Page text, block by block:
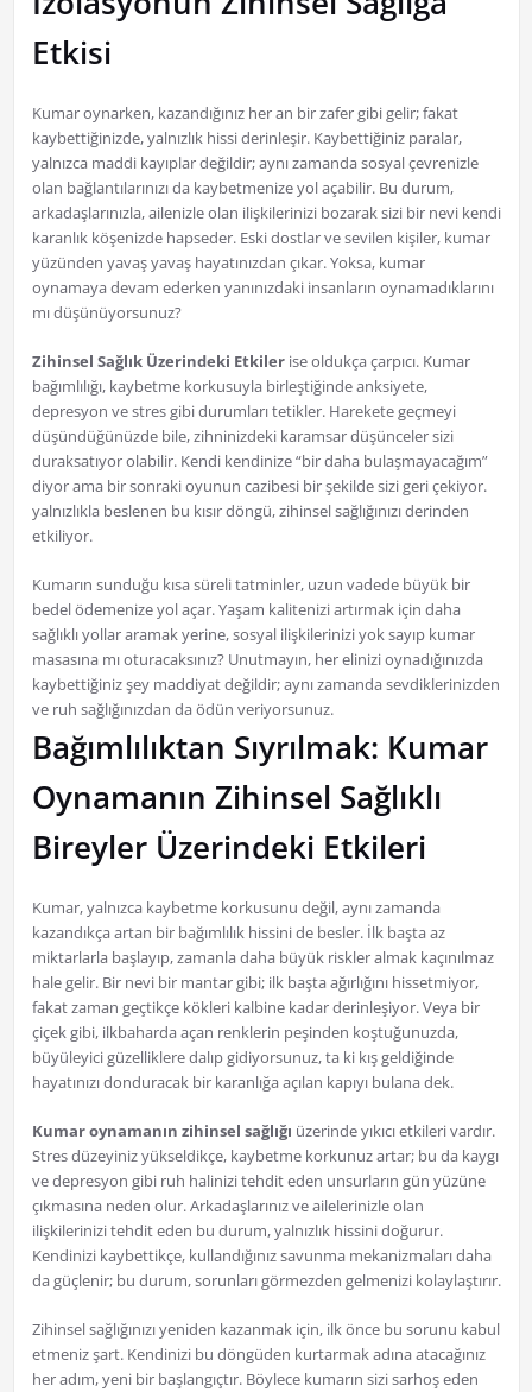
Etkisi
Kumar oynarken, kazandığınız her an bir zafer gibi gelir; fakat
kaybettiğinizde, yalnızlık hissi derinleşir. Kaybettiğiniz paralar,
yalnızca maddi kayıplar değildir; aynı zamanda sosyal çevrenizle
olan bağlantılarınızı da kaybetmenize yol açabilir. Bu durum,
arkadaşlarınızla, ailenizle olan ilişkilerinizi bozarak sizi bir nevi kendi
karanlık köşenizde hapseder. Eski dostlar ve sevilen kişiler, kumar
yüzünden yavaş yavaş hayatınızdan çıkar. Yoksa, kumar
oynamaya devam ederken yanınızdaki insanların oynamadıklarını
mı düşünüyorsunuz?
Zihinsel Sağlık Üzerindeki Etkilerise oldukça çarpıcı. Kumar
bağımlılığı, kaybetme korkusuyla birleştiğinde anksiyete,
depresyon ve stres gibi durumları tetikler. Harekete geçmeyi
düşündüğünüzde bile, zihninizdeki karamsar düşünceler sizi
duraksatıyor olabilir. Kendi kendinize “bir daha bulaşmayacağım”
diyor ama bir sonraki oyunun cazibesi bir şekilde sizi geri çekiyor.
yalnızlıkla beslenen bu kısır döngü, zihinsel sağlığınızı derinden
etkiliyor.
Kumarın sunduğu kısa süreli tatminler, uzun vadede büyük bir
bedel ödemenize yol açar. Yaşam kalitenizi artırmak için daha
sağlıklı yollar aramak yerine, sosyal ilişkilerinizi yok sayıp kumar
masasına mı oturacaksınız? Unutmayın, her elinizi oynadığınızda
kaybettiğiniz şey maddiyat değildir; aynı zamanda sevdiklerinizden
ve ruh sağlığınızdan da ödün veriyorsunuz.
Bağımlılıktan Sıyrılmak: Kumar
Oynamanın Zihinsel Sağlıklı
Bireyler Üzerindeki Etkileri
Kumar, yalnızca kaybetme korkusunu değil, aynı zamanda
kazandıkça artan bir bağımlılık hissini de besler. İlk başta az
miktarlarla başlayıp, zamanla daha büyük riskler almak kaçınılmaz
hale gelir. Bir nevi bir mantar gibi; ilk başta ağırlığını hissetmiyor,
fakat zaman geçtikçe kökleri kalbine kadar derinleşiyor. Veya bir
çiçek gibi, ilkbaharda açan renklerin peşinden koştuğunuzda,
büyüleyici güzelliklere dalıp gidiyorsunuz, ta ki kış geldiğinde
hayatınızı donduracak bir karanlığa açılan kapıyı bulana dek.
Kumar oynamanın zihinsel sağlığı üzerinde yıkıcı etkileri vardır.
Stres düzeyiniz yükseldikçe, kaybetme korkunuz artar; bu da kaygı
ve depresyon gibi ruh halinizi tehdit eden unsurların gün yüzüne
çıkmasına neden olur. Arkadaşlarınız ve ailelerinizle olan
ilişkilerinizi tehdit eden bu durum, yalnızlık hissini doğurur.
Kendinizi kaybettikçe, kullandığınız savunma mekanizmaları daha
da güçlenir; bu durum, sorunları görmezden gelmenizi kolaylaştırır.
Zihinsel sağlığınızı yeniden kazanmak için, ilk önce bu sorunu kabul
etmeniz şart. Kendinizi bu döngüden kurtarmak adına atacağınız
her adım, yeni bir başlangıçtır. Böylece kumarın sizi sarhoş eden